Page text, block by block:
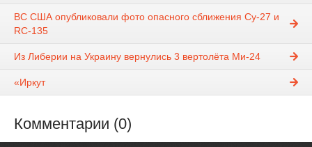
ВС США опубликовали фото опасного сближения Су-27 и
RC-135
Из Либерии на Украину вернулись 3 вертолёта Ми-24
«Иркут
Комментарии (0)